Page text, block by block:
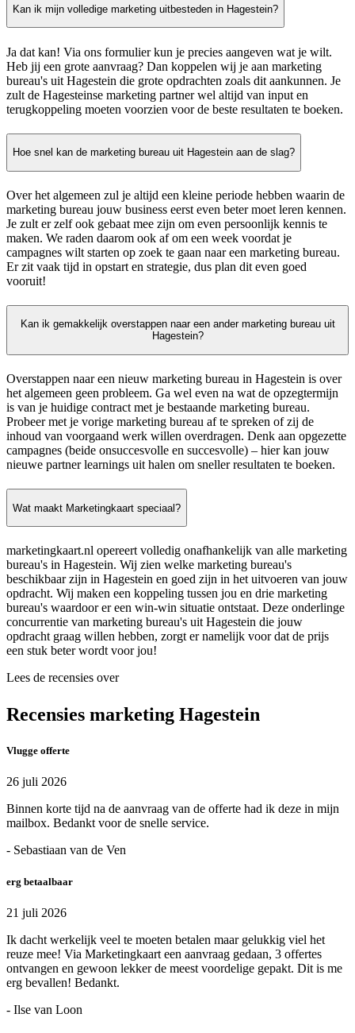
Kan ik mijn volledige marketing uitbesteden in Hagestein?
Ja dat kan! Via ons formulier kun je precies aangeven wat je wilt.
Heb jij een grote aanvraag? Dan koppelen wij je aan marketing
bureau's uit Hagestein die grote opdrachten zoals dit aankunnen. Je
zult de Hagesteinse marketing partner wel altijd van input en
terugkoppeling moeten voorzien voor de beste resultaten te boeken.
Hoe snel kan de marketing bureau uit Hagestein aan de slag?
Over het algemeen zul je altijd een kleine periode hebben waarin de
marketing bureau jouw business eerst even beter moet leren kennen.
Je zult er zelf ook gebaat mee zijn om even persoonlijk kennis te
maken. We raden daarom ook af om een week voordat je
campagnes wilt starten op zoek te gaan naar een marketing bureau.
Er zit vaak tijd in opstart en strategie, dus plan dit even goed
vooruit!
Kan ik gemakkelijk overstappen naar een ander marketing bureau uit
Hagestein?
Overstappen naar een nieuw marketing bureau in Hagestein is over
het algemeen geen probleem. Ga wel even na wat de opzegtermijn
is van je huidige contract met je bestaande marketing bureau.
Probeer met je vorige marketing bureau af te spreken of zij de
inhoud van voorgaand werk willen overdragen. Denk aan opgezette
campagnes (beide onsuccesvolle en succesvolle) – hier kan jouw
nieuwe partner learnings uit halen om sneller resultaten te boeken.
Wat maakt Marketingkaart speciaal?
marketingkaart.nl opereert volledig onafhankelijk van alle marketing
bureau's in Hagestein. Wij zien welke marketing bureau's
beschikbaar zijn in Hagestein en goed zijn in het uitvoeren van jouw
opdracht. Wij maken een koppeling tussen jou en drie marketing
bureau's waardoor er een win-win situatie ontstaat. Deze onderlinge
concurrentie van marketing bureau's uit Hagestein die jouw
opdracht graag willen hebben, zorgt er namelijk voor dat de prijs
een stuk beter wordt voor jou!
Lees de recensies over
Recensies marketing Hagestein
Vlugge offerte
26 juli 2026
Binnen korte tijd na de aanvraag van de offerte had ik deze in mijn
mailbox. Bedankt voor de snelle service.
- Sebastiaan van de Ven
erg betaalbaar
21 juli 2026
Ik dacht werkelijk veel te moeten betalen maar gelukkig viel het
reuze mee! Via Marketingkaart een aanvraag gedaan, 3 offertes
ontvangen en gewoon lekker de meest voordelige gepakt. Dit is me
erg bevallen! Bedankt.
- Ilse van Loon